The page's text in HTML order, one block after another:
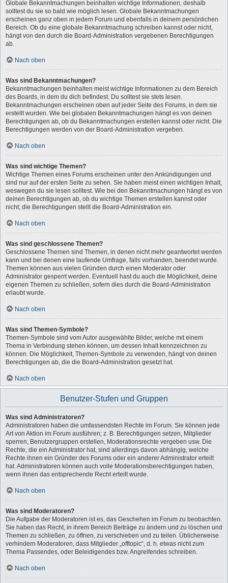
Globale Bekanntmachungen beinhalten wichtige Informationen, deshalb
solltest du sie so bald wie möglich lesen. Globale Bekanntmachungen
erscheinen ganz oben in jedem Forum und ebenfalls in deinem persönlichen
Bereich. Ob du eine globale Bekanntmachung schreiben kannst oder nicht,
hängt von den durch die Board-Administration vergebenen Berechtigungen
ab.
Nach oben
Was sind Bekanntmachungen?
Bekanntmachungen beinhalten meist wichtige Informationen zu dem Bereich
des Boards, in dem du dich befindest. Du solltest sie stets lesen.
Bekanntmachungen erscheinen oben auf jeder Seite des Forums, in dem sie
erstellt wurden. Wie bei globalen Bekanntmachungen hängt es von deinen
Berechtigungen ab, ob du Bekanntmachungen erstellen kannst oder nicht. Die
Berechtigungen werden von der Board-Administration vergeben.
Nach oben
Was sind wichtige Themen?
Wichtige Themen eines Forums erscheinen unter den Ankündigungen und
sind nur auf der ersten Seite zu sehen. Sie haben meist einen wichtigen Inhalt,
weswegen du sie lesen solltest. Wie bei den Bekanntmachungen hängt es von
deinen Berechtigungen ab, ob du wichtige Themen erstellen kannst oder
nicht; die Berechtigungen stellt die Board-Administration ein.
Nach oben
Was sind geschlossene Themen?
Geschlossene Themen sind Themen, in denen nicht mehr geantwortet werden
kann und bei denen eine laufende Umfrage, falls vorhanden, beendet wurde.
Themen können aus vielen Gründen durch einen Moderator oder
Administrator gesperrt werden. Eventuell hast du auch die Möglichkeit, deine
eigenen Themen zu schließen, sofern dies durch die Board-Administration
erlaubt wurde.
Nach oben
Was sind Themen-Symbole?
Themen-Symbole sind vom Autor ausgewählte Bilder, welche mit einem
Thema in Verbindung stehen können, um dessen Inhalt kennzeichnen zu
können. Die Möglichkeit, Themen-Symbole zu verwenden, hängt von deinen
Berechtigungen ab, die die Board-Administration gesetzt hat.
Nach oben
Benutzer-Stufen und Gruppen
Was sind Administratoren?
Administratoren haben die umfassendsten Rechte im Forum. Sie können jede
Art von Aktion im Forum ausführen; z. B. Berechtigungen setzen, Mitglieder
sperren, Benutzergruppen erstellen, Moderationsrechte vergeben usw. Die
Rechte, die ein Administrator hat, sind allerdings davon abhängig, welche
Rechte ihnen ein Gründer des Forums oder ein anderer Administrator erteilt
hat. Administratoren können auch volle Moderationsberechtigungen haben,
wenn ihnen das entsprechende Recht erteilt wurde.
Nach oben
Was sind Moderatoren?
Die Aufgabe der Moderatoren ist es, das Geschehen im Forum zu beobachten.
Sie haben das Recht, in ihrem Bereich Beiträge zu ändern und zu löschen und
Themen zu schließen, zu öffnen, zu verschieben und zu teilen. Üblicherweise
verhindern Moderatoren, dass Mitglieder „offtopic“, d. h. etwas nicht zum
Thema Passendes, oder Beleidigendes bzw. Angreifendes schreiben.
Nach oben